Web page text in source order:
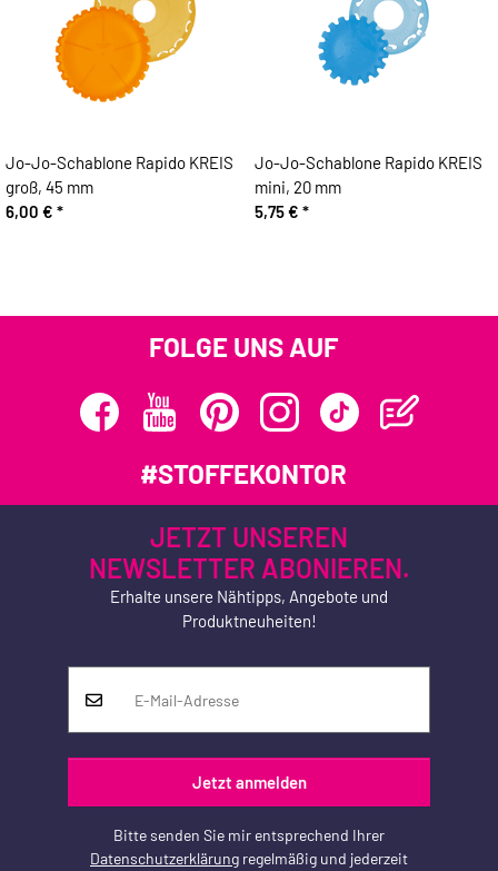
Jo-Jo-Schablone Rapido KREIS
groß, 45 mm
6,00 € *
Jo-Jo-Schablone Rapido KREIS
mini, 20 mm
5,75 € *
FOLGE UNS AUF
#STOFFEKONTOR
JETZT UNSEREN
NEWSLETTER ABONIEREN.
Erhalte unsere Nähtipps, Angebote und
Produktneuheiten!
Jetzt anmelden
Bitte senden Sie mir entsprechend Ihrer
Datenschutzerklärung regelmäßig und jederzeit